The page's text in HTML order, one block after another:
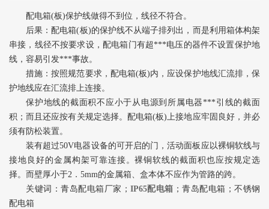
配电箱(板)保护线做得不到位，线径不符合。
后果：配电箱(板)的保护线不从端子排列出，而是利用箱体构架
串接，线径不按要求设，配电箱门有超***电压的器件不设置保护地
线，容易引发***事故。
措施：按照规范要求，配电箱(板)内，应设保护地线汇流排，保
护地线应在汇流排上连接。
保护地线的截面积不应小于从电源到所属电器***引线的截面
积；而且还应按有关规定选择。配电箱(板)上接地应牢固良好，并必
须有防松装置。
装有超过50V电器设备的可开启的门，活动面板应以裸铜软线与
接地良好的金属构架可靠连接。裸铜软线的截面积也应按规定选
择。而壁厚小于2．5mm的金属箱、盒本体不应作为管路的跨。
关键词：青岛配电箱厂家； IP65配电箱 ；青岛配电箱；不锈钢
配电箱